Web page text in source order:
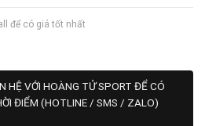
để có giá tốt nhất
HỆ VỚI HOÀNG TỬ SPORT ĐỂ CÓ
ĐIỂM (HOTLINE / SMS / ZALO)